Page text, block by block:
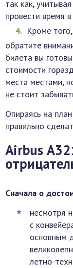
так как,
провести время
Кроме
обратите
билета вы
стоимости
места местами,
не стоит
Опираясь на
правильно
Airbus
Сначала о
несмотря
с
основным
летно-